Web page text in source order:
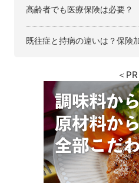
高齢者でも医療保険は必要？
既往症と持病の違いは？保険
＜PR